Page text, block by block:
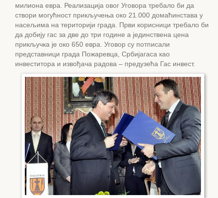
милиона евра. Реализација овог Уговора требало би да
створи могућност прикључења око 21.000 домаћинстава у
насељима на територији града. Први корисници требало би
да добију гас за две до три године а јединствена цена
прикључка је око 650 евра. Уговор су потписали
представници града Пожаревца, Србијагаса као
инвеститора и извођача радова – предузећа Гас инвест.